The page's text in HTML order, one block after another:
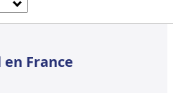
France